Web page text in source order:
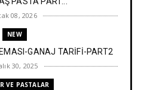
08, 2026
NEW
GANAJ TARİFİ-PART2
30, 2025
VE PASTALAR